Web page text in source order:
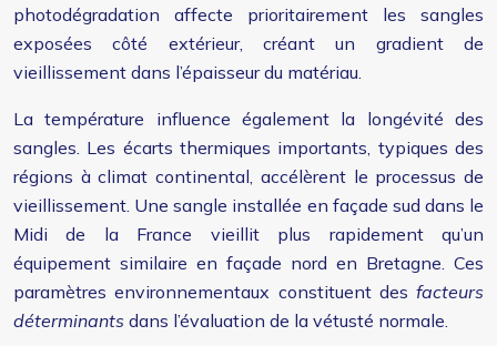
photodégradation affecte prioritairement les sangles
exposées côté extérieur, créant un gradient de
vieillissement dans l’épaisseur du matériau.
La température influence également la longévité des
sangles. Les écarts thermiques importants, typiques des
régions à climat continental, accélèrent le processus de
vieillissement. Une sangle installée en façade sud dans le
Midi de la France vieillit plus rapidement qu’un
équipement similaire en façade nord en Bretagne. Ces
paramètres environnementaux constituent des facteurs
déterminants dans l’évaluation de la vétusté normale.